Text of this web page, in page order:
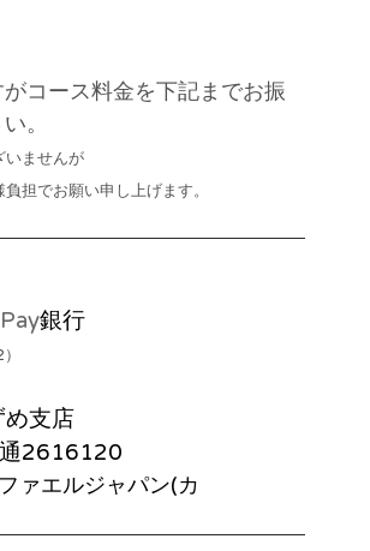
コース料金を下記までお振
。
いませんが
担でお願い申し上げます。
銀行
め支店
2616120
ァエルジャパン(カ